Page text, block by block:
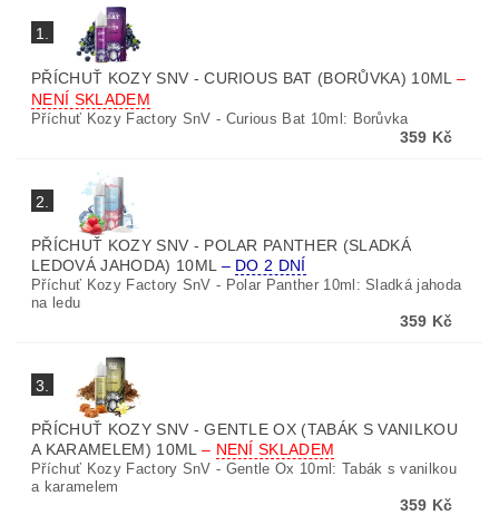
1.
PŘÍCHUŤ KOZY SNV - CURIOUS BAT (BORŮVKA) 10ML –
NENÍ SKLADEM
Příchuť Kozy Factory SnV - Curious Bat 10ml: Borůvka
359 Kč
2.
PŘÍCHUŤ KOZY SNV - POLAR PANTHER (SLADKÁ
LEDOVÁ JAHODA) 10ML – DO 2 DNÍ
Příchuť Kozy Factory SnV - Polar Panther 10ml: Sladká jahoda
na ledu
359 Kč
3.
PŘÍCHUŤ KOZY SNV - GENTLE OX (TABÁK S VANILKOU
A KARAMELEM) 10ML – NENÍ SKLADEM
Příchuť Kozy Factory SnV - Gentle Ox 10ml: Tabák s vanilkou
a karamelem
359 Kč